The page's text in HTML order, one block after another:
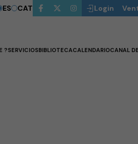
ES CAT Login
?SERVICIOSBIBLIOTECACALENDARIOCANAL